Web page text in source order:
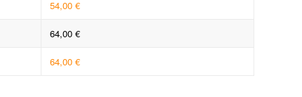
54,00 €
64,00 €
64,00 €